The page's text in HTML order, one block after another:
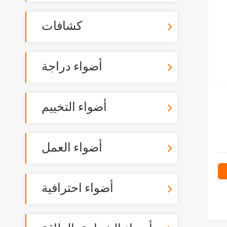
كشافات
أضواء دراجة
أضواء التخييم
أضواء العمل
أضواء احترافية